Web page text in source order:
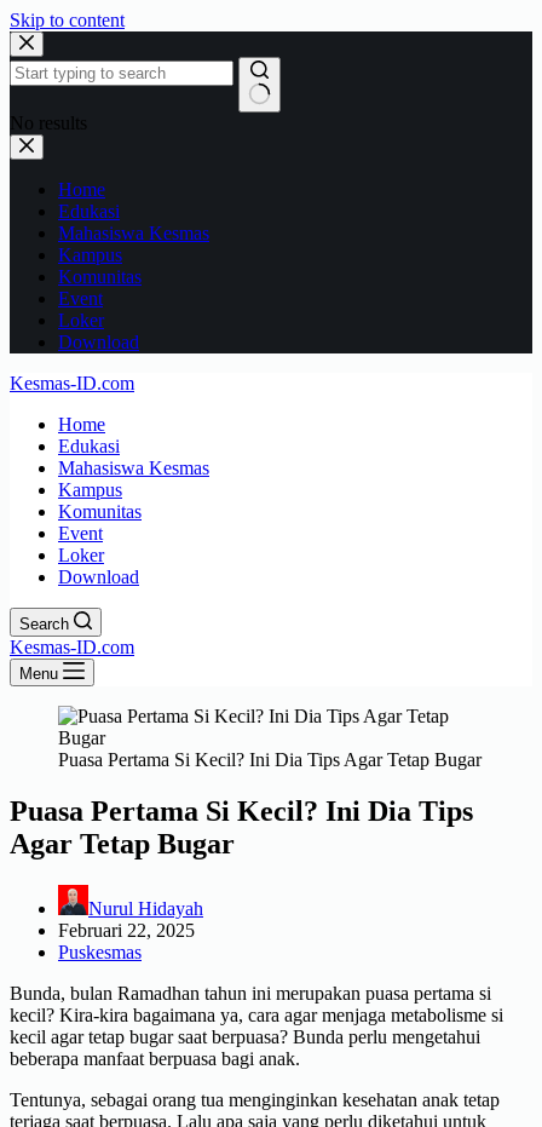
Skip to content
No results
Home
Edukasi
Mahasiswa Kesmas
Kampus
Komunitas
Event
Loker
Download
Kesmas-ID.com
Home
Edukasi
Mahasiswa Kesmas
Kampus
Komunitas
Event
Loker
Download
Search
Kesmas-ID.com
Menu
Puasa Pertama Si Kecil? Ini Dia Tips Agar Tetap Bugar
Puasa Pertama Si Kecil? Ini Dia Tips
Agar Tetap Bugar
Nurul Hidayah
Februari 22, 2025
Puskesmas
Bunda, bulan Ramadhan tahun ini merupakan puasa pertama si
kecil? Kira-kira bagaimana ya, cara agar menjaga metabolisme si
kecil agar tetap bugar saat berpuasa? Bunda perlu mengetahui
beberapa manfaat berpuasa bagi anak.
Tentunya, sebagai orang tua menginginkan kesehatan anak tetap
terjaga saat berpuasa. Lalu apa saja yang perlu diketahui untuk